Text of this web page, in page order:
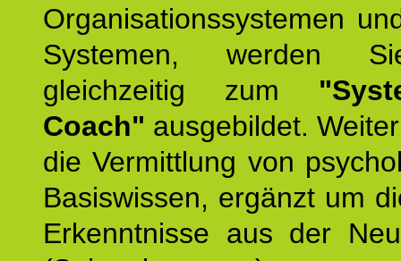
Organisationssystemen
Systemen, werden
gleichzeitig zum
Coach" ausgebildet.
die Vermittlung von
Basiswissen, ergänzt um
Erkenntnisse aus der